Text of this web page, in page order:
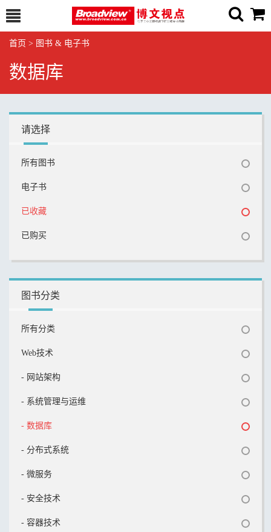
首页 > 图书 & 电子书
数据库
请选择
所有图书
电子书
已收藏
已购买
图书分类
所有分类
Web技术
- 网站架构
- 系统管理与运维
- 数据库
- 分布式系统
- 微服务
- 安全技术
- 容器技术